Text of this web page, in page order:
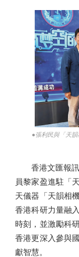
●張利民與「天
香港文匯報訊
員黎家盈進駐「
天儀器「天韻相
香港科研力量融
時刻，並激勵科
香港更深入參與
獻智慧。